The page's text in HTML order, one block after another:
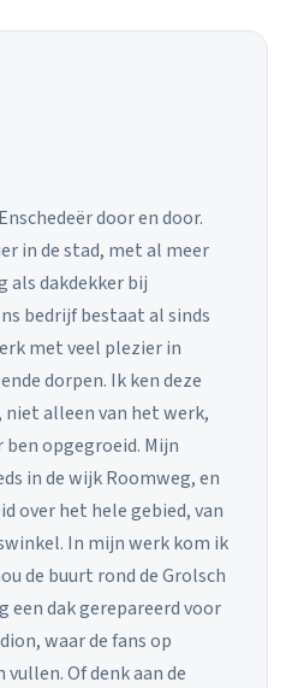
door en door.
in de stad, met al meer
als dakdekker bij
bedrijf bestaat al sinds
met veel plezier in
dorpen. Ik ken deze
alleen van het werk,
opgegroeid. Mijn
in de wijk Roomweg, en
over het hele gebied, van
In mijn werk kom ik
de buurt rond de Grolsch
een dak gerepareerd voor
waar de fans op
Of denk aan de